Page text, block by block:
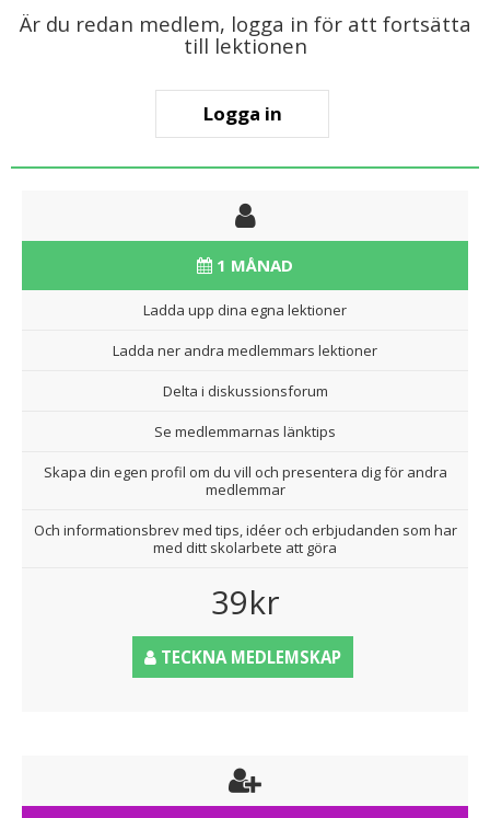
Är du redan medlem, logga in för att fortsätta
till lektionen
Logga in
1 MÅNAD
Ladda upp dina egna lektioner
Ladda ner andra medlemmars lektioner
Delta i diskussionsforum
Se medlemmarnas länktips
Skapa din egen profil om du vill och presentera dig för andra
medlemmar
Och informationsbrev med tips, idéer och erbjudanden som har
med ditt skolarbete att göra
39kr
TECKNA MEDLEMSKAP